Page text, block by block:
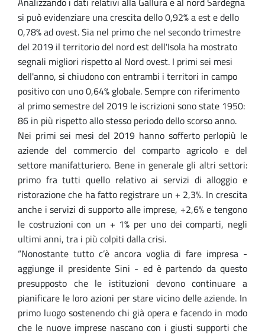
si può evidenziare una crescita dello 0,92% a est e dello
0,78% ad ovest. Sia nel primo che nel secondo trimestre
del 2019 il territorio del nord est dell'Isola ha mostrato
segnali migliori rispetto al Nord ovest. I primi sei mesi
dell'anno, si chiudono con entrambi i territori in campo
positivo con uno 0,64% globale. Sempre con riferimento
al primo semestre del 2019 le iscrizioni sono state 1950:
86 in più rispetto allo stesso periodo dello scorso anno.
Nei primi sei mesi del 2019 hanno sofferto perlopiù le
aziende del commercio del comparto agricolo e del
settore manifatturiero. Bene in generale gli altri settori:
primo fra tutti quello relativo ai servizi di alloggio e
ristorazione che ha fatto registrare un + 2,3%. In crescita
anche i servizi di supporto alle imprese, +2,6% e tengono
le costruzioni con un + 1% per uno dei comparti, negli
ultimi anni, tra i più colpiti dalla crisi.
“Nonostante tutto c’è ancora voglia di fare impresa -
aggiunge il presidente Sini - ed è partendo da questo
presupposto che le istituzioni devono continuare a
pianificare le loro azioni per stare vicino delle aziende. In
primo luogo sostenendo chi già opera e facendo in modo
che le nuove imprese nascano con i giusti supporti che